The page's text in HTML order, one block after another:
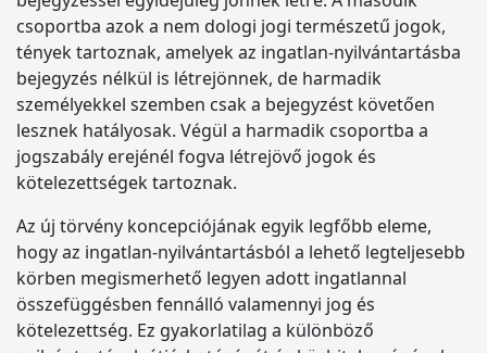
csoportba azok a nem dologi jogi természetű jogok,
tények tartoznak, amelyek az ingatlan-nyilvántartásba
bejegyzés nélkül is létrejönnek, de harmadik
személyekkel szemben csak a bejegyzést követően
lesznek hatályosak. Végül a harmadik csoportba a
jogszabály erejénél fogva létrejövő jogok és
kötelezettségek tartoznak.
Az új törvény koncepciójának egyik legfőbb eleme,
hogy az ingatlan-nyilvántartásból a lehető legteljesebb
körben megismerhető legyen adott ingatlannal
összefüggésben fennálló valamennyi jog és
kötelezettség. Ez gyakorlatilag a különböző